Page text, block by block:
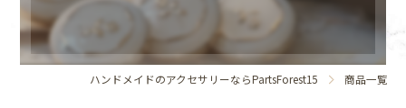
ハンドメイドのアクセサリーならPartsForest15 商品一覧